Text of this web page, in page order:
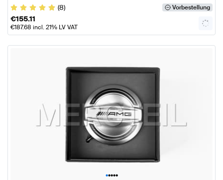
(8)
Vorbestellung
€155.11
€187.68 incl. 21% LV VAT
•••••